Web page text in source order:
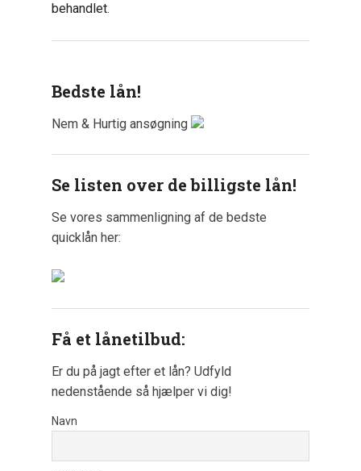
behandlet.
Bedste lån!
Nem & Hurtig ansøgning
Se listen over de billigste lån!
Se vores sammenligning af de bedste
quicklån her:
Få et lånetilbud:
Er du på jagt efter et lån? Udfyld
nedenstående så hjælper vi dig!
Navn